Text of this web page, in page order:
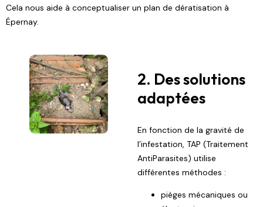
Cela nous aide à conceptualiser un plan de dératisation à
Épernay.
2. Des solutions
adaptées
En fonction de la gravité de
l’infestation, TAP (Traitement
AntiParasites) utilise
différentes méthodes :
pièges mécaniques ou